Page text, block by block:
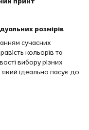
розмірів
сучасних
кольорів та
вибору різних
який ідеально пасує до